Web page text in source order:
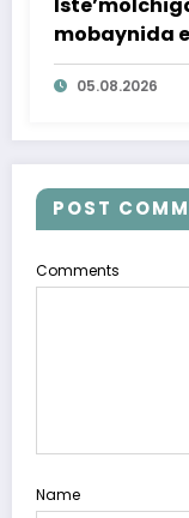
mobaynida
ta’minlab
05.08.2026
POST
Comments
Name